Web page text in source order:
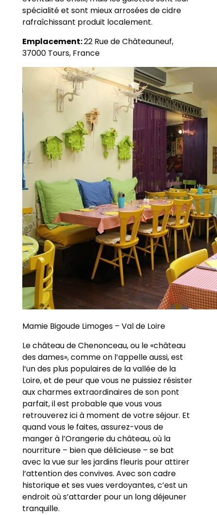
spécialité et sont mieux arrosées de cidre
rafraîchissant produit localement.
Emplacement:22 Rue de Châteauneuf,
37000 Tours, France
Mamie Bigoude Limoges – Val de Loire
Le château de Chenonceau, ou le «château
des dames», comme on l’appelle aussi, est
l’un des plus populaires de la vallée de la
Loire, et de peur que vous ne puissiez résister
aux charmes extraordinaires de son pont
parfait, il est probable que vous vous
retrouverez ici à moment de votre séjour. Et
quand vous le faites, assurez-vous de
manger à l’Orangerie du château, où la
nourriture – bien que délicieuse – se bat
avec la vue sur les jardins fleuris pour attirer
l’attention des convives. Avec son cadre
historique et ses vues verdoyantes, c’est un
endroit où s’attarder pour un long déjeuner
tranquille.